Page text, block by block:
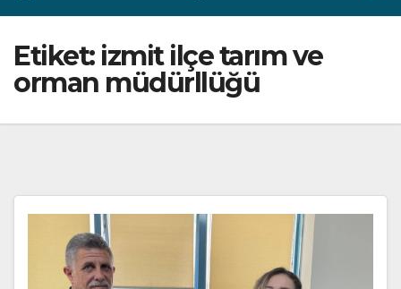
Etiket: izmit ilçe tarım ve
orman müdürllüğü